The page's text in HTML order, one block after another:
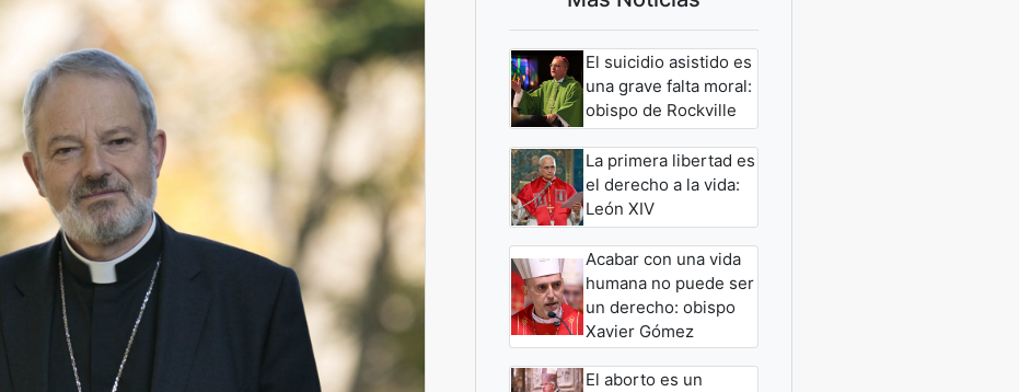
El suicidio asistido es
una grave falta moral:
obispo de Rockville
La primera libertad es
el derecho a la vida:
León XIV
Acabar con una vida
humana no puede ser
un derecho: obispo
Xavier Gómez
El aborto es un